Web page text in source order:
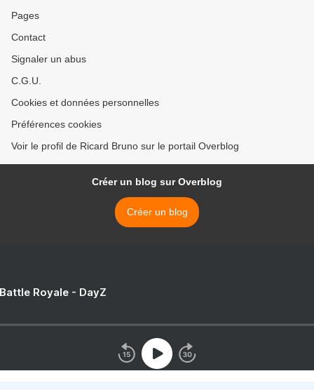
Pages
Contact
Signaler un abus
C.G.U.
Cookies et données personnelles
Préférences cookies
Voir le profil de Ricard Bruno sur le portail Overblog
Créer un blog sur Overblog
Créer un blog
Royale - DayZ